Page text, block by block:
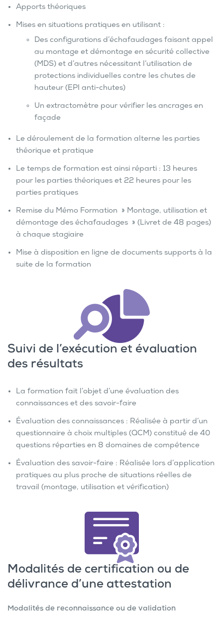
Apports théoriques
Mises en situations pratiques en utilisant :
Des configurations d’échafaudages faisant appel
au montage et démontage en sécurité collective
(MDS) et d’autres nécessitant l’utilisation de
protections individuelles contre les chutes de
hauteur (EPI anti-chutes)
Un extractomètre pour vérifier les ancrages en
façade
Le déroulement de la formation alterne les parties
théorique et pratique
Le temps de formation est ainsi réparti : 13 heures
pour les parties théoriques et 22 heures pour les
parties pratiques
Remise du Mémo Formation » Montage, utilisation et
démontage des échafaudages » (Livret de 48 pages)
à chaque stagiaire
Mise à disposition en ligne de documents supports à la
suite de la formation
Suivi de l’exécution et évaluation
des résultats
La formation fait l’objet d’une évaluation des
connaissances et des savoir-faire
Évaluation des connaissances : Réalisée à partir d’un
questionnaire à choix multiples (QCM) constitué de 40
questions réparties en 8 domaines de compétence
Évaluation des savoir-faire : Réalisée lors d’application
pratiques au plus proche de situations réelles de
travail (montage, utilisation et vérification)
Modalités de certification ou de
délivrance d’une attestation
Modalités de reconnaissance ou de validation